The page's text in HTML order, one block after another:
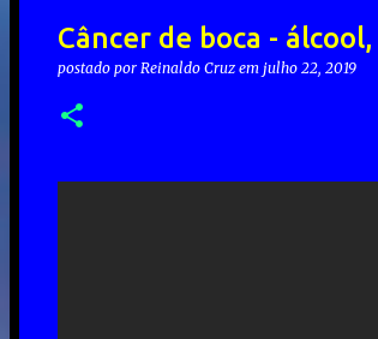
Câncer de boca -
postado por Reinaldo Cruz em julho 22, 2019